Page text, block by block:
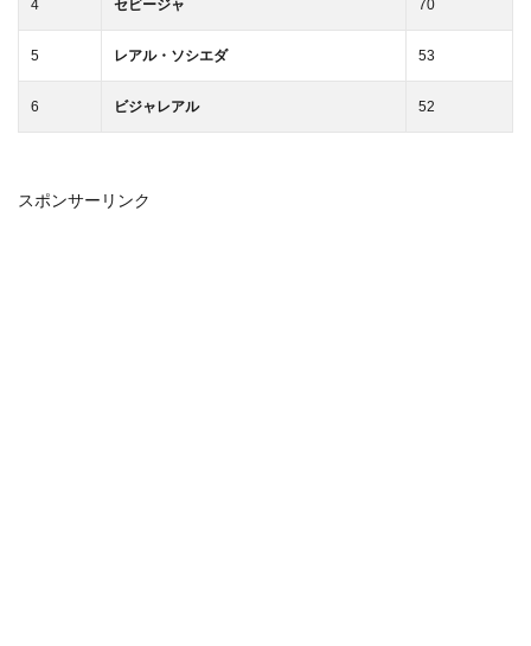
4 セビージャ 70
5 レアル・ソシエダ 53
6 ビジャレアル 52
スポンサーリンク